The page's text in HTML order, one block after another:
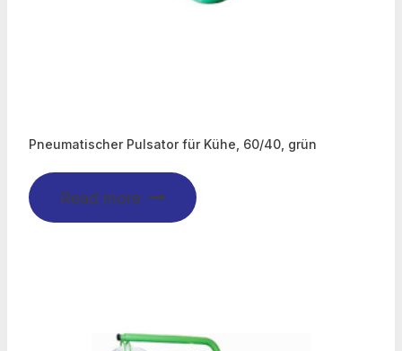
Pneumatischer Pulsator für Kühe, 60/40, grün
Read more